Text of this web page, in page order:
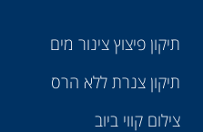
תיקון פיצוץ צינור מים
תיקון צנרת ללא הרס
צילום קווי ביוב